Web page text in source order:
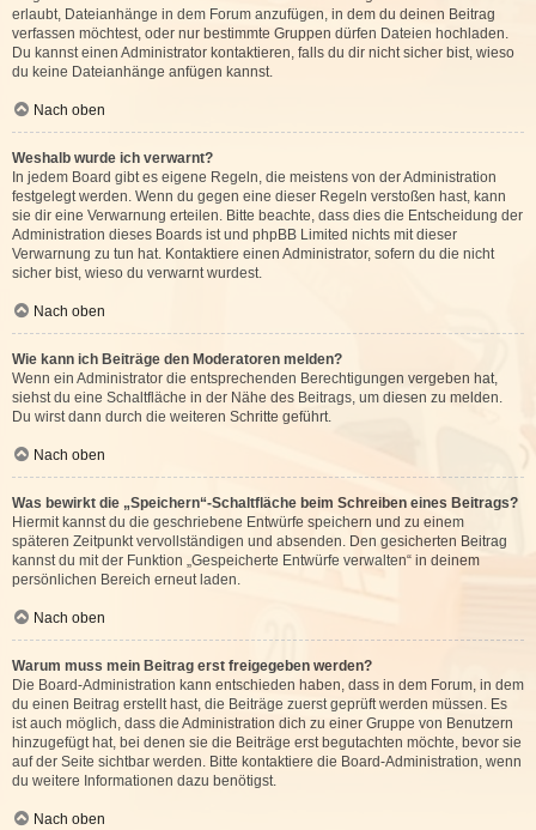
erlaubt, Dateianhänge in dem Forum anzufügen, in dem du deinen Beitrag
verfassen möchtest, oder nur bestimmte Gruppen dürfen Dateien hochladen.
Du kannst einen Administrator kontaktieren, falls du dir nicht sicher bist, wieso
du keine Dateianhänge anfügen kannst.
Nach oben
Weshalb wurde ich verwarnt?
In jedem Board gibt es eigene Regeln, die meistens von der Administration
festgelegt werden. Wenn du gegen eine dieser Regeln verstoßen hast, kann
sie dir eine Verwarnung erteilen. Bitte beachte, dass dies die Entscheidung der
Administration dieses Boards ist und phpBB Limited nichts mit dieser
Verwarnung zu tun hat. Kontaktiere einen Administrator, sofern du die nicht
sicher bist, wieso du verwarnt wurdest.
Nach oben
Wie kann ich Beiträge den Moderatoren melden?
Wenn ein Administrator die entsprechenden Berechtigungen vergeben hat,
siehst du eine Schaltfläche in der Nähe des Beitrags, um diesen zu melden.
Du wirst dann durch die weiteren Schritte geführt.
Nach oben
Was bewirkt die „Speichern“-Schaltfläche beim Schreiben eines Beitrags?
Hiermit kannst du die geschriebene Entwürfe speichern und zu einem
späteren Zeitpunkt vervollständigen und absenden. Den gesicherten Beitrag
kannst du mit der Funktion „Gespeicherte Entwürfe verwalten“ in deinem
persönlichen Bereich erneut laden.
Nach oben
Warum muss mein Beitrag erst freigegeben werden?
Die Board-Administration kann entschieden haben, dass in dem Forum, in dem
du einen Beitrag erstellt hast, die Beiträge zuerst geprüft werden müssen. Es
ist auch möglich, dass die Administration dich zu einer Gruppe von Benutzern
hinzugefügt hat, bei denen sie die Beiträge erst begutachten möchte, bevor sie
auf der Seite sichtbar werden. Bitte kontaktiere die Board-Administration, wenn
du weitere Informationen dazu benötigst.
Nach oben